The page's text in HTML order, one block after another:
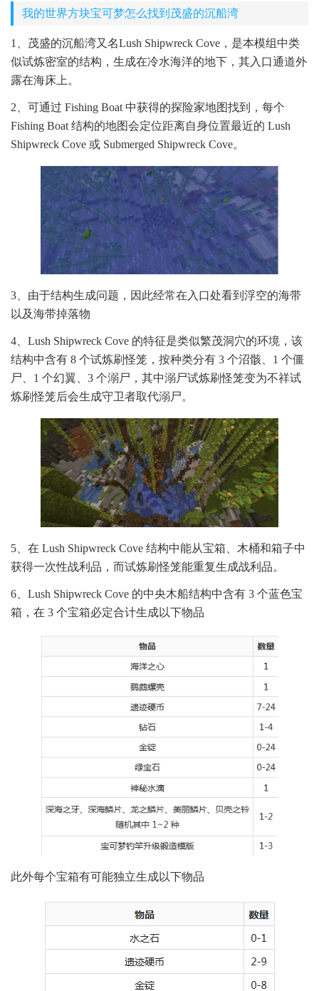
我的世界方块宝可梦怎么找到茂盛的沉船湾
1、茂盛的沉船湾又名Lush Shipwreck Cove，是本模组中类
似试炼密室的结构，生成在冷水海洋的地下，其入口通道外
露在海床上。
2、可通过 Fishing Boat 中获得的探险家地图找到，每个
Fishing Boat 结构的地图会定位距离自身位置最近的 Lush
Shipwreck Cove 或 Submerged Shipwreck Cove。
3、由于结构生成问题，因此经常在入口处看到浮空的海带
以及海带掉落物
4、Lush Shipwreck Cove 的特征是类似繁茂洞穴的环境，该
结构中含有 8 个试炼刷怪笼，按种类分有 3 个沼骸、1 个僵
尸、1 个幻翼、3 个溺尸，其中溺尸试炼刷怪笼变为不祥试
炼刷怪笼后会生成守卫者取代溺尸。
5、在 Lush Shipwreck Cove 结构中能从宝箱、木桶和箱子中
获得一次性战利品，而试炼刷怪笼能重复生成战利品。
6、Lush Shipwreck Cove 的中央木船结构中含有 3 个蓝色宝
箱，在 3 个宝箱必定合计生成以下物品
此外每个宝箱有可能独立生成以下物品